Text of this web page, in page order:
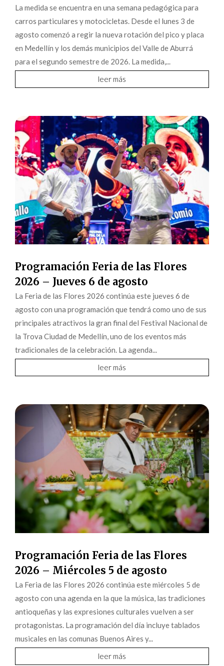
La medida se encuentra en una semana pedagógica para
carros particulares y motocicletas. Desde el lunes 3 de
agosto comenzó a regir la nueva rotación del pico y placa
en Medellín y los demás municipios del Valle de Aburrá
para el segundo semestre de 2026. La medida,...
leer más
Programación Feria de las Flores
2026 – Jueves 6 de agosto
La Feria de las Flores 2026 continúa este jueves 6 de
agosto con una programación que tendrá como uno de sus
principales atractivos la gran final del Festival Nacional de
la Trova Ciudad de Medellín, uno de los eventos más
tradicionales de la celebración. La agenda...
leer más
Programación Feria de las Flores
2026 – Miércoles 5 de agosto
La Feria de las Flores 2026 continúa este miércoles 5 de
agosto con una agenda en la que la música, las tradiciones
antioqueñas y las expresiones culturales vuelven a ser
protagonistas. La programación del día incluye tablados
musicales en las comunas Buenos Aires y...
leer más